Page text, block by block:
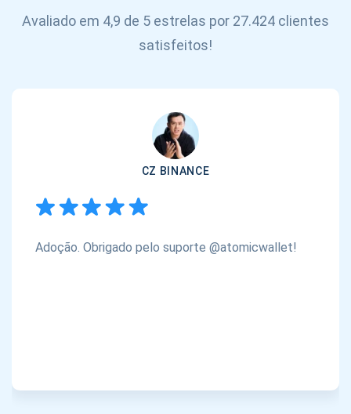
Avaliado em 4,9 de 5 estrelas por 27.424 clientes
satisfeitos!
CZ BINANCE
Adoção. Obrigado pelo suporte @atomicwallet!